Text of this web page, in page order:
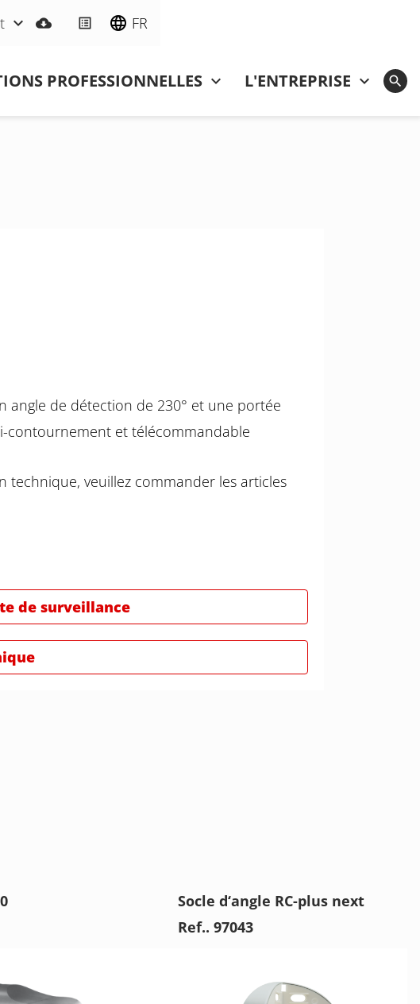
FR
PROFESSIONNELLES L'ENTREPRISE
angle de détection de 230° et une portée
contournement et télécommandable
veuillez commander les articles
de surveillance
Socle d‘angle RC-plus next
Ref.. 97043